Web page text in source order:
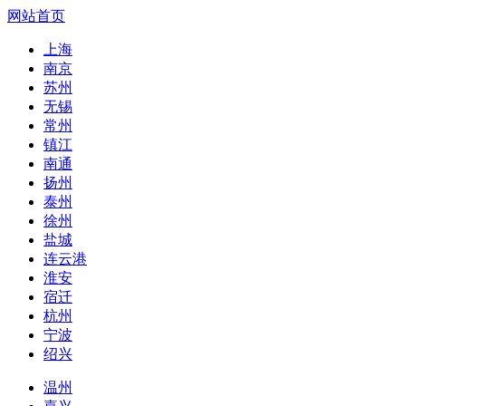
网站首页
上海
南京
苏州
无锡
常州
镇江
南通
扬州
泰州
徐州
盐城
连云港
淮安
宿迁
杭州
宁波
绍兴
温州